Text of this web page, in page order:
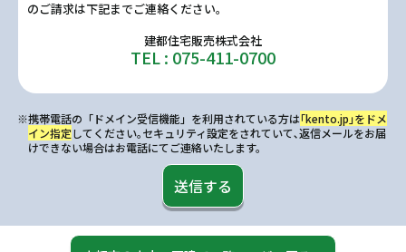
のご請求は下記までご連絡ください。
建都住宅販売株式会社
TEL : 075-411-0700
※携帯電話の「ドメイン受信機能」を利用されている方は｢kento.jp｣をドメ
イン指定してください｡セキュリティ設定をされていて､返信メールをお届
けできない場合はお電話にてご連絡いたします。
送信する